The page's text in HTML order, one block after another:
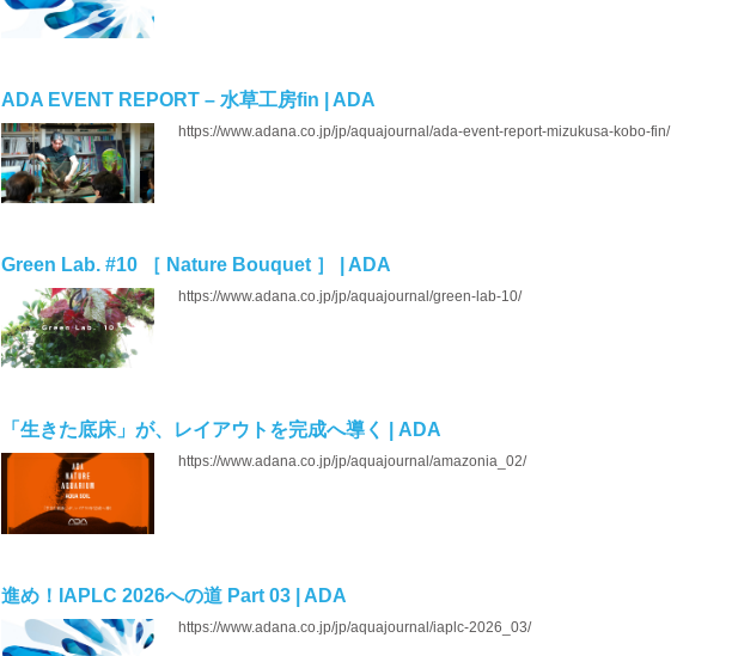
ADA EVENT REPORT – 水草工房fin | ADA
https://www.adana.co.jp/jp/aquajournal/ada-event-report-mizukusa-kobo-fin/
Green Lab. #10 ［ Nature Bouquet ］ | ADA
https://www.adana.co.jp/jp/aquajournal/green-lab-10/
「生きた底床」が、レイアウトを完成へ導く | ADA
https://www.adana.co.jp/jp/aquajournal/amazonia_02/
進め！IAPLC 2026への道 Part 03 | ADA
https://www.adana.co.jp/jp/aquajournal/iaplc-2026_03/